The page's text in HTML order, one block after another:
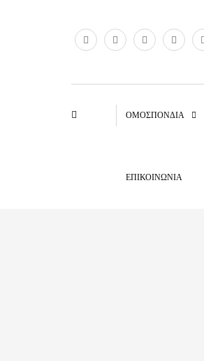
ΟΜΟΣΠΟΝΔΊΑ
ΕΠΙΚΟΙΝΩΝΊΑ